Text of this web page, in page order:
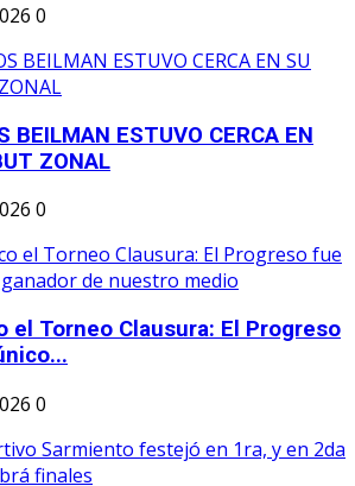
0
BEILMAN ESTUVO CERCA EN
ZONAL
0
el Torneo Clausura: El Progreso
0